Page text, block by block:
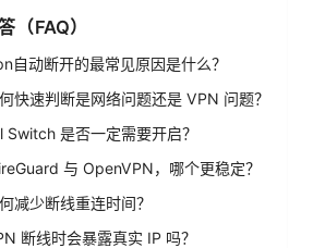
（FAQ）
自动断开的最常见原因是什么？
快速判断是网络问题还是 VPN 问题？
Switch 是否一定需要开启？
与 OpenVPN，哪个更稳定？
减少断线重连时间？
断线时会暴露真实 IP 吗？